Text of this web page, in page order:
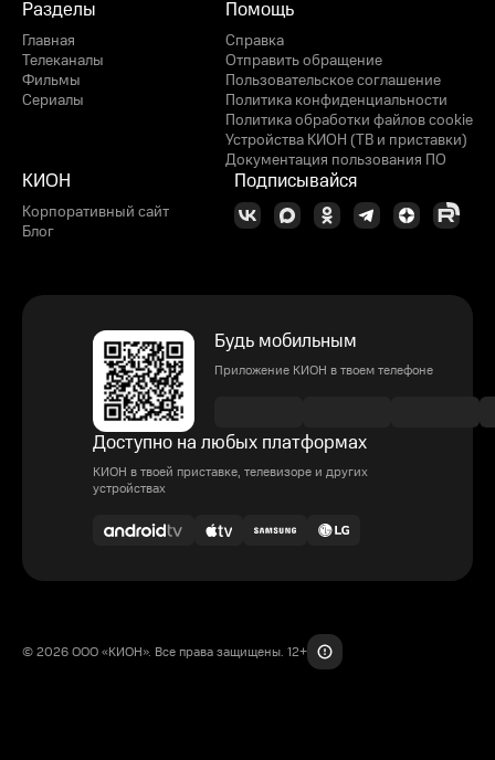
Разделы
Главная
Телеканалы
Фильмы
Сериалы
Помощь
Справка
Отправить обращение
Пользовательское соглашение
Политика конфиденциальности
Политика обработки файлов cookie
Устройства КИОН (ТВ и приставки)
Документация пользования ПО
КИОН
Корпоративный сайт
Блог
Подписывайся
Будь мобильным
Приложение КИОН в твоем телефоне
Доступно на любых платформах
КИОН в твоей приставке, телевизоре и других
устройствах
© 2026 ООО «КИОН». Все права защищены. 12+